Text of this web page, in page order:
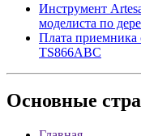
Инструмент
моделиста по
Плата приемника
TS866ABC
Основные